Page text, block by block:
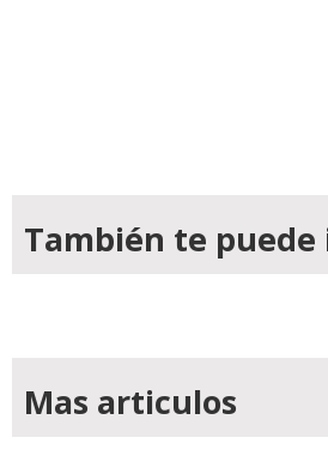
También te
Mas articulos